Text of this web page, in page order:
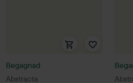
Abstracta
Begagnad